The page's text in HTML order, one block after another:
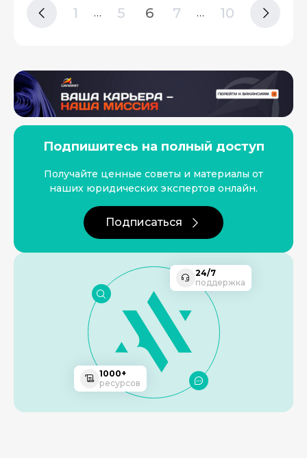
1 … 5 6 7 … 10
Подпишитесь на полный доступ
Получайте ценные советы и материалы от
наших юридических экспертов онлайн.
Подписаться
1000+
ресурсов
24/7
поддержка